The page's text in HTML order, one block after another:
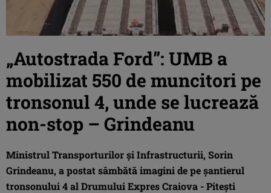
„Autostrada Ford”: UMB a
mobilizat 550 de muncitori pe
tronsonul 4, unde se lucrează
non-stop – Grindeanu
Ministrul Transporturilor și Infrastructurii, Sorin
Grindeanu, a postat sâmbătă imagini de pe șantierul
tronsonului 4 al Drumului Expres Craiova - Pitești